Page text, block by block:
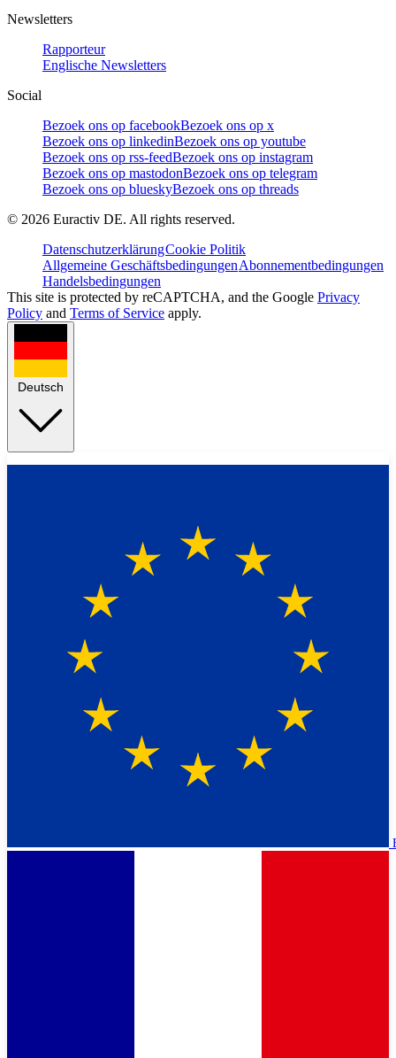
Newsletters
Rapporteur
Englische Newsletters
Social
Bezoek ons op facebookBezoek ons op x
Bezoek ons op linkedinBezoek ons op youtube
Bezoek ons op rss-feedBezoek ons op instagram
Bezoek ons op mastodonBezoek ons op telegram
Bezoek ons op blueskyBezoek ons op threads
© 2026 Euractiv DE. All rights reserved.
DatenschutzerklärungCookie Politik
Allgemeine GeschäftsbedingungenAbonnementbedingungen
Handelsbedingungen
This site is protected by reCAPTCHA, and the Google Privacy
Policy and Terms of Service apply.
Deutsch